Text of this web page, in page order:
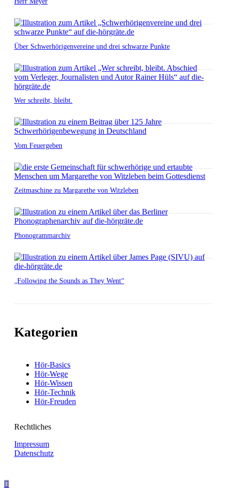
Über Schwerhörigenvereine und drei schwarze Punkte
Wer schreibt, bleibt.
Vom Feuergeben
Zeitmaschine zu Margarethe von Witzleben
Phonogrammarchiv
„Following the Sounds as They Went“
Kategorien
Hör-Basics
Hör-Wege
Hör-Wissen
Hör-Technik
Hör-Freuden
Rechtliches
Impressum
Datenschutz